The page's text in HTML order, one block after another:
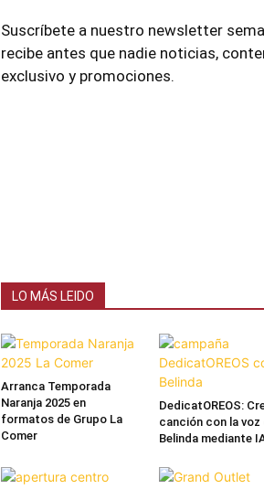
Suscríbete a nuestro newsletter
recibe antes que nadie noticias,
exclusivo y promociones.
LO MÁS LEIDO
Arranca Temporada
Naranja 2025 en
formatos de Grupo La
Comer
DedicatOREOS:
canción con la voz
Belinda mediante